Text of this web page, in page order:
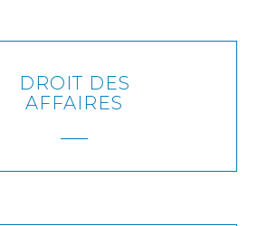
EN SAVOIR PLUS
DROIT DES
AFFAIRES